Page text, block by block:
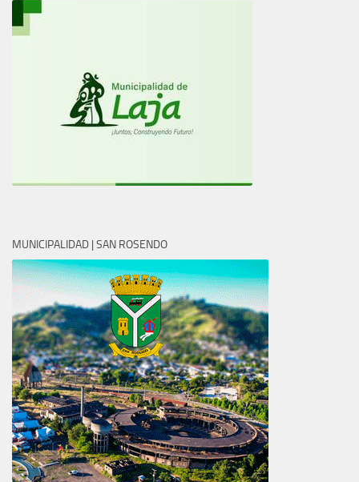
MUNICIPALIDAD | SAN ROSENDO